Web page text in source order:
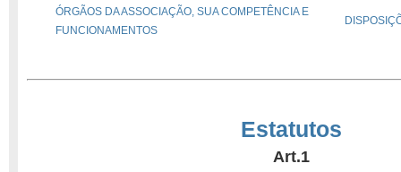
ÓRGÃOS DA ASSOCIAÇÃO, SUA COMPETÊNCIA E
FUNCIONAMENTOS
Estatutos
Art.1